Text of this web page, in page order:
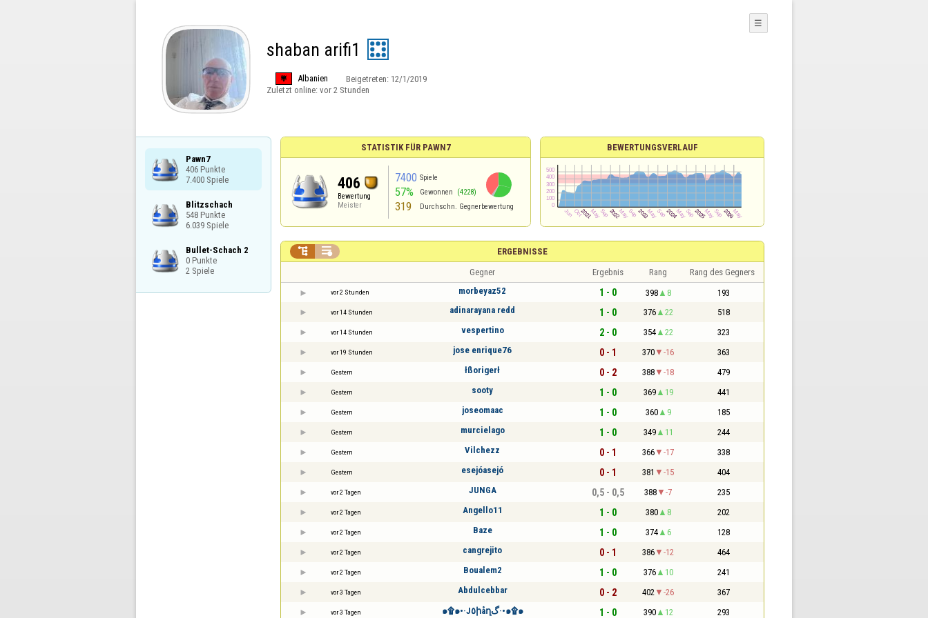
shaban arifi1
Albanien Beigetreten: 12/1/2019
Zuletzt online: vor 2 Stunden
☰
Pawn7
406 Punkte
7.400 Spiele
Blitzschach
548 Punkte
6.039 Spiele
Bullet-Schach 2
0 Punkte
2 Spiele
STATISTIK FÜR PAWN7
406
Bewertung
Meister
7400 Spiele
57% Gewonnen (4228)
319 Durchschn. Gegnerbewertung
BEWERTUNGSVERLAUF
ERGEBNISSE
 
Gegner Ergebnis Rang Rang des Gegners
vor 2 Stunden morbeyaz52 1 - 0 398 8 193
vor 14 Stunden adinarayana redd 1 - 0 376 22 518
vor 14 Stunden vespertino 2 - 0 354 22 323
vor 19 Stunden jose enrique76 0 - 1 370 -16 363
Gestern łßorigerł 0 - 2 388 -18 479
Gestern sooty 1 - 0 369 19 441
Gestern joseomaac 1 - 0 360 9 185
Gestern murcielago 1 - 0 349 11 244
Gestern Vilchezz 0 - 1 366 -17 338
Gestern esejóasejó 0 - 1 381 -15 404
vor 2 Tagen JUNGA 0,5 - 0,5 388 -7 235
vor 2 Tagen Angello11 1 - 0 380 8 202
vor 2 Tagen Baze 1 - 0 374 6 128
vor 2 Tagen cangrejito 0 - 1 386 -12 464
vor 2 Tagen Boualem2 1 - 0 376 10 241
vor 3 Tagen Abdulcebbar 0 - 2 402 -26 367
vor 3 Tagen ๑۩๑•·J٥իåղگ·•๑۩๑ 1 - 0 390 12 293